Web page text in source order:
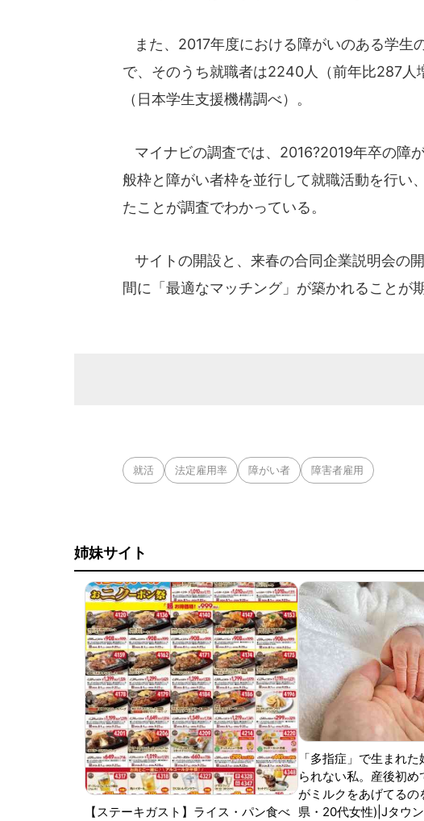
また、2017年度における障がいのある学生
で、そのうち就職者は2240人（前年比287人
（日本学生支援機構調べ）。
マイナビの調査では、2016?2019年卒の障
般枠と障がい者枠を並行して就職活動を行い
たことが調査でわかっている。
サイトの開設と、来春の合同企業説明会の
間に「最適なマッチング」が築かれることが
就活 法定雇用率 障がい者 障害者雇用
姉妹サイト
【ステーキガスト】ライス・パン食べ
「多指症」で生まれ
られない私。産後初
がミルクをあげてるの
県・20代女性)|Jタウ